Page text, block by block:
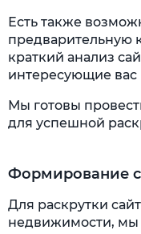
Есть также
предварительную
краткий анализ
интересующие вас
Мы готовы
для успешной
Формирование
Для раскрутки
недвижимости, мы